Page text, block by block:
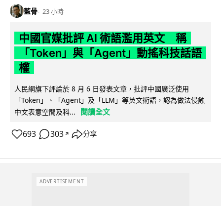
藍骨 23 小時
中國官媒批評 AI 術語濫用英文 稱
「Token」與「Agent」動搖科技話語
權
人民網旗下評論於 8 月 6 日發表文章，批評中國廣泛使用
「Token」、「Agent」及「LLM」等英文術語，認為做法侵蝕
中文表意空間及科...
閱讀全文
693 303 ↗ 分享
ADVERTISEMENT